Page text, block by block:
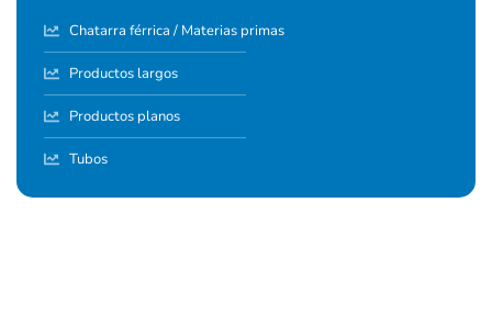
Chatarra férrica / Materias primas
Productos largos
Productos planos
Tubos